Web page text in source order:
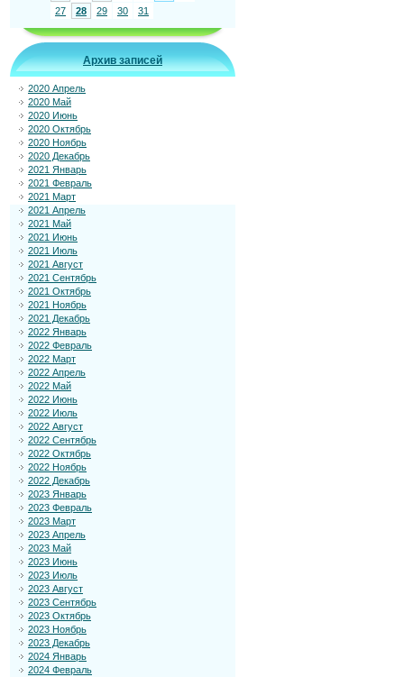
27
28 29 30 31
Архив записей
2020 Апрель
2020 Май
2020 Июнь
2020 Октябрь
2020 Ноябрь
2020 Декабрь
2021 Январь
2021 Февраль
2021 Март
2021 Апрель
2021 Май
2021 Июнь
2021 Июль
2021 Август
2021 Сентябрь
2021 Октябрь
2021 Ноябрь
2021 Декабрь
2022 Январь
2022 Февраль
2022 Март
2022 Апрель
2022 Май
2022 Июнь
2022 Июль
2022 Август
2022 Сентябрь
2022 Октябрь
2022 Ноябрь
2022 Декабрь
2023 Январь
2023 Февраль
2023 Март
2023 Апрель
2023 Май
2023 Июнь
2023 Июль
2023 Август
2023 Сентябрь
2023 Октябрь
2023 Ноябрь
2023 Декабрь
2024 Январь
2024 Февраль